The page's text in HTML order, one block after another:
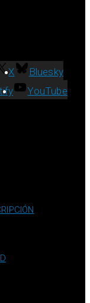
X
Bluesky
YouTube